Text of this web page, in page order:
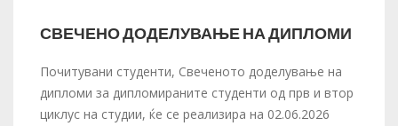
СВЕЧЕНО ДОДЕЛУВАЊЕ НА ДИПЛОМИ
Почитувани студенти, Свеченото доделување на
дипломи за дипломираните студенти од прв и втор
циклус на студии, ќе се реализира на 02.06.2026